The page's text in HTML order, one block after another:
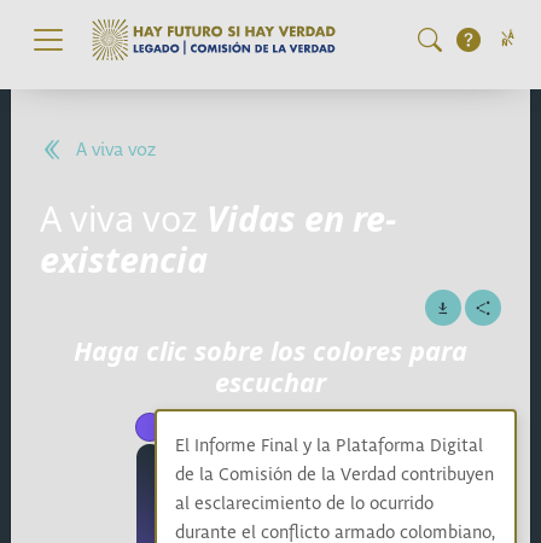
Pasar al contenido principal
A viva voz
Aviva voz Vidas en re-
existencia
Haga clic sobre los colores para
escuchar
El Informe Final y la Plataforma Digital
de la Comisión de la Verdad contribuyen
al esclarecimiento de lo ocurrido
durante el conflicto armado colombiano,